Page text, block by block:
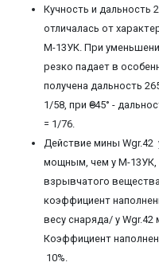
Кучность и дальность
отличалась от
М-13УК. При
резко падает в
получена дальность
1/58, при Ө=45° -
= 1/76.
Действие мины Wgr.42
мощным, чем у М-13УК,
взрывчатого
коэффициент
весу снаряда/ у
Коэффициент
10%.